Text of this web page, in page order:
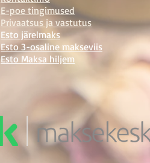
E-poe tingimused
Privaatsus ja vastutus
Esto järelmaks
Esto 3-osaline makseviis
Esto Maksa hiljem